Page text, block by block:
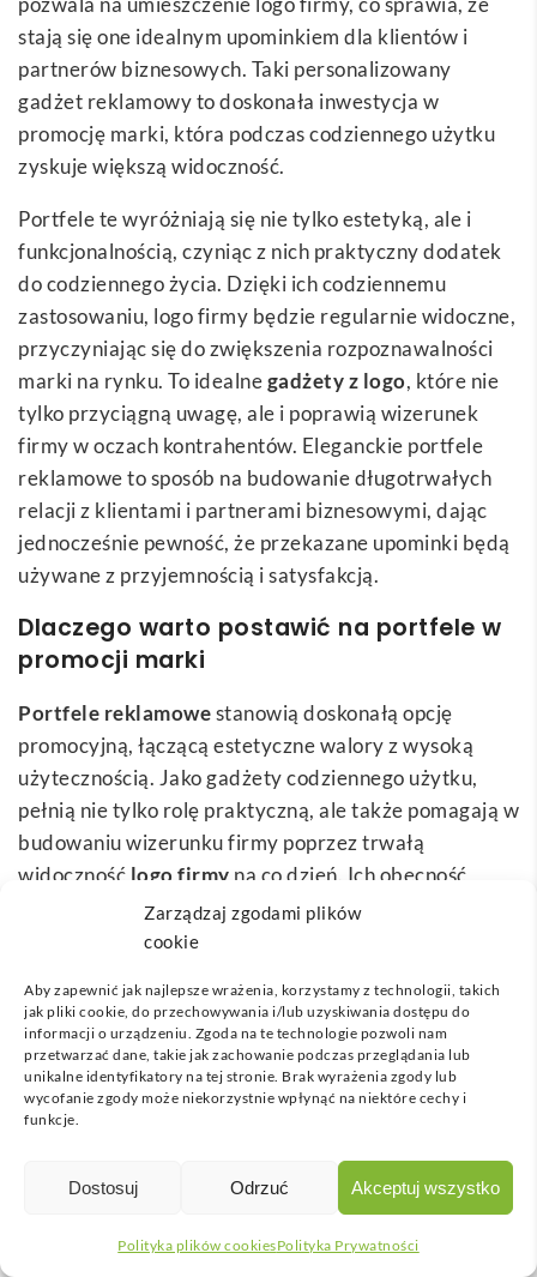
Zarządzaj zgodami plików
cookie
Aby zapewnić jak najlepsze wrażenia, korzystamy z technologii, takich
jak pliki cookie, do przechowywania i/lub uzyskiwania dostępu do
informacji o urządzeniu. Zgoda na te technologie pozwoli nam
przetwarzać dane, takie jak zachowanie podczas przeglądania lub
unikalne identyfikatory na tej stronie. Brak wyrażenia zgody lub
wycofanie zgody może niekorzystnie wpłynąć na niektóre cechy i
funkcje.
Akceptuj wszystko
Odrzuć
Dostosuj
Polityka plików cookiesPolityka Prywatności
stają się one idealnym upominkiem dla klientów i
partnerów biznesowych. Taki personalizowany
gadżet reklamowy to doskonała inwestycja w
promocję marki, która podczas codziennego użytku
zyskuje większą widoczność.
Portfele te wyróżniają się nie tylko estetyką, ale i
funkcjonalnością, czyniąc z nich praktyczny dodatek
do codziennego życia. Dzięki ich codziennemu
zastosowaniu, logo firmy będzie regularnie widoczne,
przyczyniając się do zwiększenia rozpoznawalności
marki na rynku. To idealnegadżety z logo, które nie
tylko przyciągną uwagę, ale i poprawią wizerunek
firmy w oczach kontrahentów. Eleganckie portfele
reklamowe to sposób na budowanie długotrwałych
relacji z klientami i partnerami biznesowymi, dając
jednocześnie pewność, że przekazane upominki będą
używane z przyjemnością i satysfakcją.
Dlaczego warto postawić na portfele w
promocji marki
Portfele reklamowestanowią doskonałą opcję
promocyjną, łączącą estetyczne walory z wysoką
użytecznością. Jako gadżety codziennego użytku,
pełnią nie tylko rolę praktyczną, ale także pomagają w
budowaniu wizerunku firmy poprzez trwałą
widoczność logo firmy na co dzień. Ich obecność
podczas zakupów, spotkań biznesowych czy podróży,
daje szansę na stałe przypominanie o marce
portfele z logo są idealnym wyborem dla szerokiej
grupy odbiorców, umożliwiając firmom wyróżnienie
się na tle konkurencji.
Decydując się na inwestycję w
Skuteczne budowanie relacji biznesowych –
obdarowywanie klientów i partnerów